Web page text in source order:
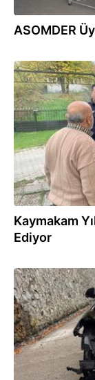
ASOMDER
11.11.2025
Kaymakam
Ediyor
06.11.2025